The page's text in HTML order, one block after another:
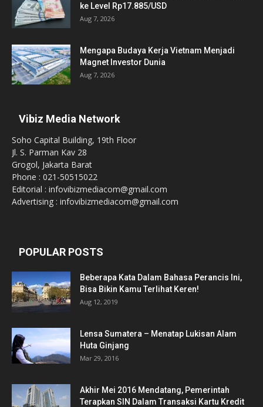
ke Level Rp17.885/USD
Aug 7, 2026
Mengapa Budaya Kerja Vietnam Menjadi
Magnet Investor Dunia
Aug 7, 2026
Vibiz Media Network
Soho Capital Building, 19th Floor
Jl. S. Parman Kav 28
Grogol, Jakarta Barat
Phone : 021-50515022
Editorial : infovibizmediacom@gmail.com
Advertising : infovibizmediacom@gmail.com
POPULAR POSTS
Beberapa Kata Dalam Bahasa Perancis Ini,
Bisa Bikin Kamu Terlihat Keren!
Aug 12, 2019
Lensa Sumatera – Menatap Lukisan Alam
Huta Ginjang
Mar 29, 2016
Akhir Mei 2016 Mendatang, Pemerintah
Terapkan SIN Dalam Transaksi Kartu Kredit